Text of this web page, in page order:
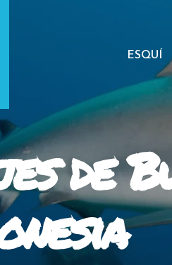
ESQUÍ
de